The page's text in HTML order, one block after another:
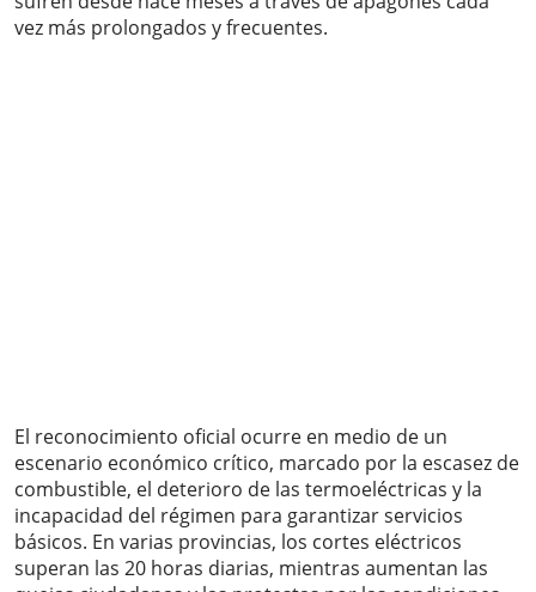
vez más prolongados y frecuentes.
El reconocimiento oficial ocurre en medio de un
escenario económico crítico, marcado por la escasez de
combustible, el deterioro de las termoeléctricas y la
incapacidad del régimen para garantizar servicios
básicos. En varias provincias, los cortes eléctricos
superan las 20 horas diarias, mientras aumentan las